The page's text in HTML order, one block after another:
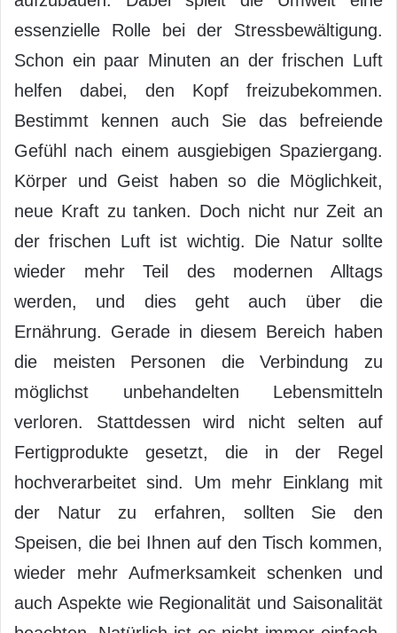
essenzielle Rolle bei der Stressbewältigung.
Schon ein paar Minuten an der frischen Luft
helfen dabei, den Kopf freizubekommen.
Bestimmt kennen auch Sie das befreiende
Gefühl nach einem ausgiebigen Spaziergang.
Körper und Geist haben so die Möglichkeit,
neue Kraft zu tanken. Doch nicht nur Zeit an
der frischen Luft ist wichtig. Die Natur sollte
wieder mehr Teil des modernen Alltags
werden, und dies geht auch über die
Ernährung. Gerade in diesem Bereich haben
die meisten Personen die Verbindung zu
möglichst unbehandelten Lebensmitteln
verloren. Stattdessen wird nicht selten auf
Fertigprodukte gesetzt, die in der Regel
hochverarbeitet sind. Um mehr Einklang mit
der Natur zu erfahren, sollten Sie den
Speisen, die bei Ihnen auf den Tisch kommen,
wieder mehr Aufmerksamkeit schenken und
auch Aspekte wie Regionalität und Saisonalität